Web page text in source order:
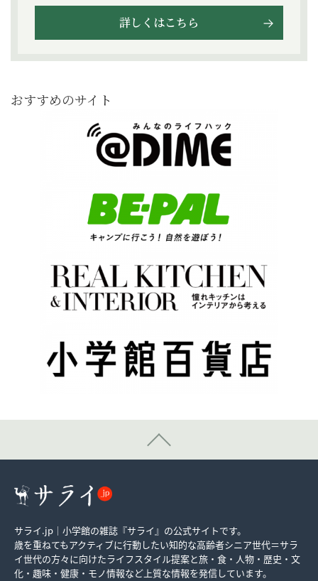
詳しくはこちら
おすすめのサイト
サライ.jp｜小学館の雑誌『サライ』の公式サイトです。
歳を重ねてもアクティブに行動したい知的な高齢者シニア世代＝サラ
イ世代の方々に向けたライフスタイル提案と旅・食・人物・歴史・文
化・趣味・健康・モノ情報など上質な情報を発信しています。